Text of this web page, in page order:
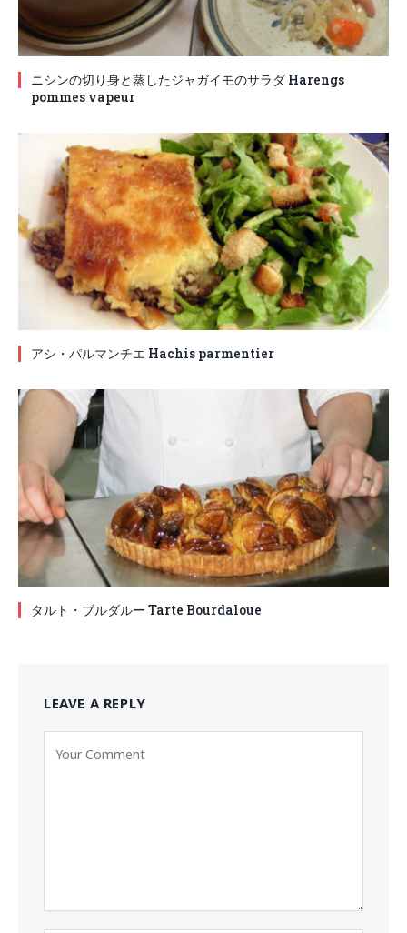
ニシンの切り身と蒸したジャガイモのサラダ Harengs
pommes vapeur
アシ・パルマンチエ Hachis parmentier
タルト・ブルダルー Tarte Bourdaloue
LEAVE A REPLY